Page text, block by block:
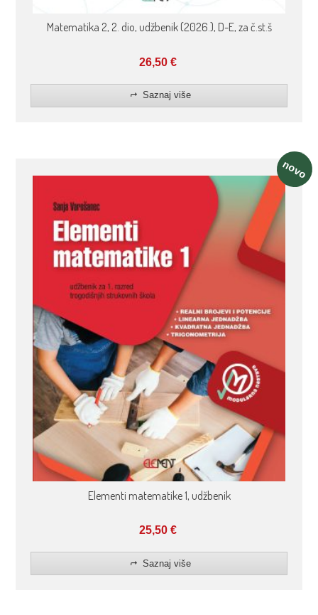
Matematika 2, 2. dio, udžbenik (2026.), D-E, za č.st.š
26,50 €
Saznaj više
novo
Elementi matematike 1, udžbenik
25,50 €
Saznaj više